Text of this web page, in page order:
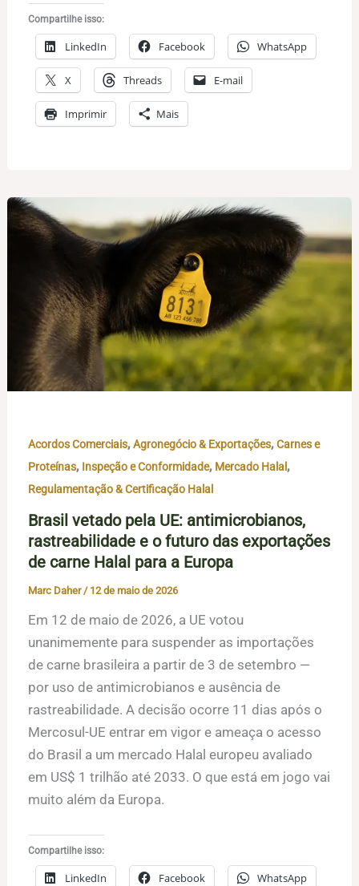
Compartilhe isso:
LinkedIn Facebook WhatsApp
X Threads E-mail
Imprimir Mais
Acordos Comerciais,Agronegócio & Exportações,Carnes e
Proteínas, Inspeção e Conformidade, Mercado Halal,
Regulamentação & Certificação Halal
Brasil vetado pela UE: antimicrobianos,
rastreabilidade e o futuro das exportações
de carne Halal para a Europa
Marc Daher/ 12 de maio de 2026
Em 12 de maio de 2026, a UE votou
unanimemente para suspender as importações
de carne brasileira a partir de 3 de setembro —
por uso de antimicrobianos e ausência de
rastreabilidade. A decisão ocorre 11 dias após o
Mercosul-UE entrar em vigor e ameaça o acesso
do Brasil a um mercado Halal europeu avaliado
em US$ 1 trilhão até 2033. O que está em jogo vai
muito além da Europa.
Compartilhe isso:
LinkedIn Facebook WhatsApp